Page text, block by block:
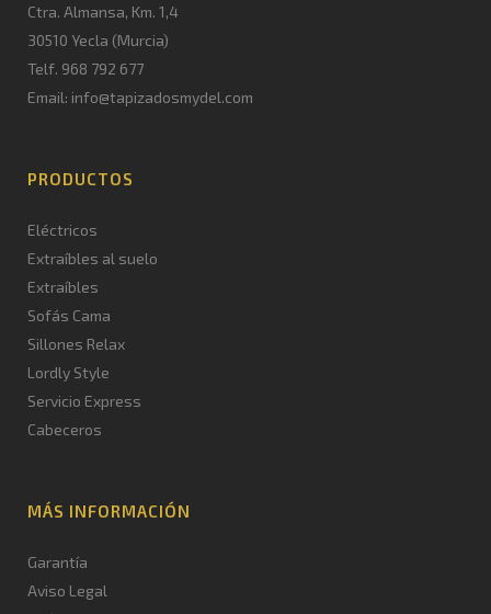
Ctra. Almansa, Km. 1,4
30510 Yecla (Murcia)
Telf. 968 792 677
Email: info@tapizadosmydel.com
PRODUCTOS
Eléctricos
Extraíbles al suelo
Extraíbles
Sofás Cama
Sillones Relax
Lordly Style
Servicio Express
Cabeceros
MÁS INFORMACIÓN
Garantía
Aviso Legal